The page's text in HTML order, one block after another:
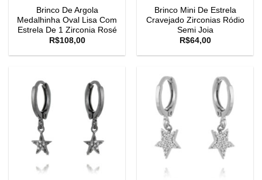
Brinco De Argola
Medalhinha Oval Lisa Com
Estrela De 1 Zirconia Rosé
R$108,00
Brinco Mini De Estrela
Cravejado Zirconias Ródio
Semi Joia
R$64,00